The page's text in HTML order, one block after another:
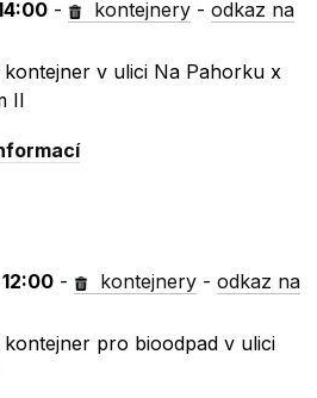
- kontejnery -odkaz na
v ulici Na Pahorku x
II
- kontejnery -odkaz na
pro bioodpad v ulici